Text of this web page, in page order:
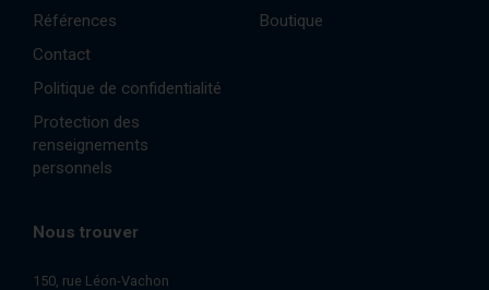
Références
Contact
Politique de confidentialité
Protection des
renseignements
personnels
Boutique
Nous trouver
150, rue Léon-Vachon